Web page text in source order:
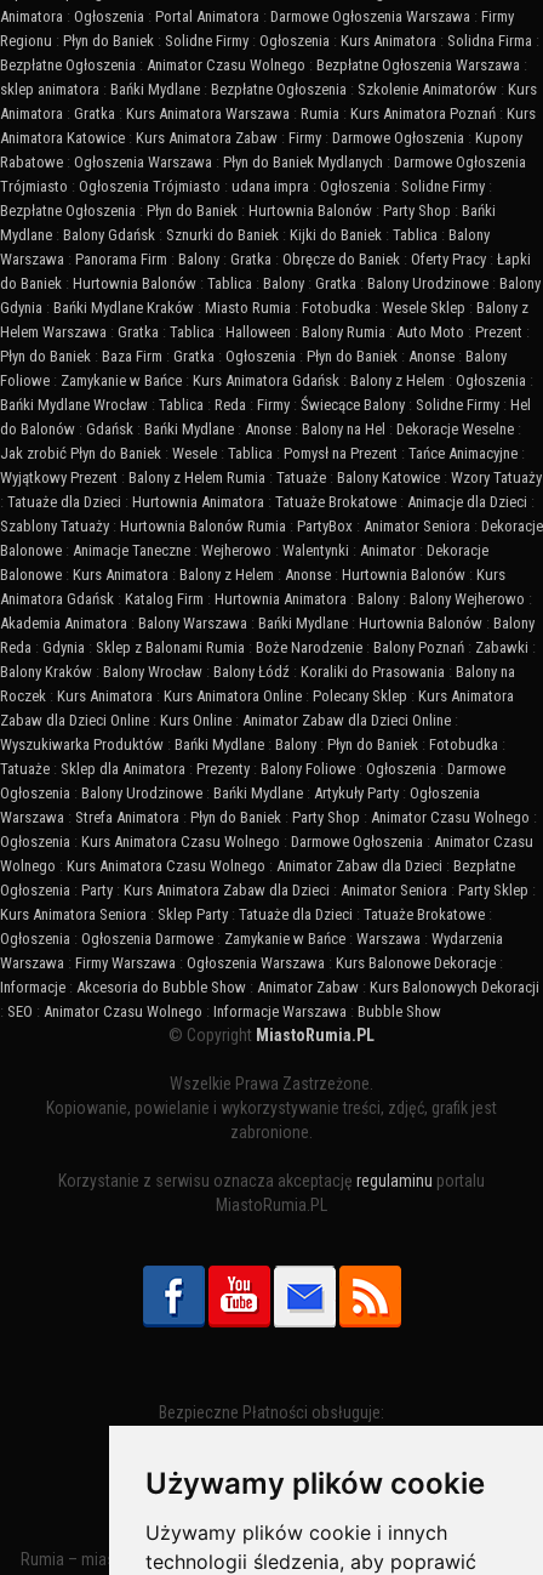
Używamy plików cookie
Używamy plików cookie i innych
technologii śledzenia, aby poprawić
Animatora : Ogłoszenia : Portal Animatora : Darmowe Ogłoszenia Warszawa : Firmy
Regionu : Płyn do Baniek : Solidne Firmy : Ogłoszenia : Kurs Animatora : Solidna Firma :
Bezpłatne Ogłoszenia : Animator Czasu Wolnego : Bezpłatne Ogłoszenia Warszawa :
sklep animatora : Bańki Mydlane : Bezpłatne Ogłoszenia : Szkolenie Animatorów : Kurs
Animatora : Gratka : Kurs Animatora Warszawa : Rumia : Kurs Animatora Poznań : Kurs
Animatora Katowice : Kurs Animatora Zabaw : Firmy : Darmowe Ogłoszenia : Kupony
Rabatowe : Ogłoszenia Warszawa : Płyn do Baniek Mydlanych : Darmowe Ogłoszenia
Trójmiasto : Ogłoszenia Trójmiasto : udana impra : Ogłoszenia : Solidne Firmy :
Bezpłatne Ogłoszenia : Płyn do Baniek : Hurtownia Balonów : Party Shop : Bańki
Mydlane : Balony Gdańsk : Sznurki do Baniek : Kijki do Baniek : Tablica : Balony
Warszawa : Panorama Firm : Balony : Gratka : Obręcze do Baniek : Oferty Pracy : Łapki
do Baniek : Hurtownia Balonów : Tablica : Balony : Gratka : Balony Urodzinowe : Balony
Gdynia : Bańki Mydlane Kraków : Miasto Rumia : Fotobudka : Wesele Sklep : Balony z
Helem Warszawa : Gratka : Tablica : Halloween : Balony Rumia : Auto Moto : Prezent :
Płyn do Baniek : Baza Firm : Gratka : Ogłoszenia : Płyn do Baniek : Anonse : Balony
Foliowe : Zamykanie w Bańce : Kurs Animatora Gdańsk : Balony z Helem : Ogłoszenia :
Bańki Mydlane Wrocław : Tablica : Reda : Firmy : Świecące Balony : Solidne Firmy : Hel
do Balonów : Gdańsk : Bańki Mydlane : Anonse : Balony na Hel : Dekoracje Weselne :
Jak zrobić Płyn do Baniek : Wesele : Tablica : Pomysł na Prezent : Tańce Animacyjne :
Wyjątkowy Prezent : Balony z Helem Rumia : Tatuaże : Balony Katowice : Wzory Tatuaży
: Tatuaże dla Dzieci : Hurtownia Animatora : Tatuaże Brokatowe : Animacje dla Dzieci :
Szablony Tatuaży : Hurtownia Balonów Rumia : PartyBox : Animator Seniora : Dekoracje
Balonowe : Animacje Taneczne : Wejherowo : Walentynki : Animator : Dekoracje
Balonowe : Kurs Animatora : Balony z Helem : Anonse : Hurtownia Balonów : Kurs
Animatora Gdańsk : Katalog Firm : Hurtownia Animatora : Balony : Balony Wejherowo :
Akademia Animatora : Balony Warszawa : Bańki Mydlane : Hurtownia Balonów : Balony
Reda : Gdynia : Sklep z Balonami Rumia : Boże Narodzenie : Balony Poznań : Zabawki :
Balony Kraków : Balony Wrocław : Balony Łódź : Koraliki do Prasowania : Balony na
Roczek : Kurs Animatora : Kurs Animatora Online : Polecany Sklep : Kurs Animatora
Zabaw dla Dzieci Online : Kurs Online : Animator Zabaw dla Dzieci Online :
Wyszukiwarka Produktów : Bańki Mydlane : Balony : Płyn do Baniek : Fotobudka :
Tatuaże : Sklep dla Animatora : Prezenty : Balony Foliowe : Ogłoszenia : Darmowe
Ogłoszenia : Balony Urodzinowe : Bańki Mydlane : Artykuły Party : Ogłoszenia
Warszawa : Strefa Animatora : Płyn do Baniek : Party Shop : Animator Czasu Wolnego :
Ogłoszenia : Kurs Animatora Czasu Wolnego : Darmowe Ogłoszenia : Animator Czasu
Wolnego : Kurs Animatora Czasu Wolnego : Animator Zabaw dla Dzieci : Bezpłatne
Ogłoszenia : Party : Kurs Animatora Zabaw dla Dzieci : Animator Seniora : Party Sklep :
Kurs Animatora Seniora : Sklep Party : Tatuaże dla Dzieci : Tatuaże Brokatowe :
Ogłoszenia : Ogłoszenia Darmowe : Zamykanie w Bańce : Warszawa : Wydarzenia
Warszawa : Firmy Warszawa : Ogłoszenia Warszawa : Kurs Balonowe Dekoracje :
Informacje : Akcesoria do Bubble Show : Animator Zabaw : Kurs Balonowych Dekoracji
: SEO : Animator Czasu Wolnego : Informacje Warszawa : Bubble Show
© Copyright MiastoRumia.PL
Wszelkie Prawa Zastrzeżone.
Kopiowanie, powielanie i wykorzystywanie treści, zdjęć, grafik jest
zabronione.
Korzystanie z serwisu oznacza akceptację regulaminu portalu
MiastoRumia.PL
Bezpieczne Płatności obsługuje:
Rumia – miasto w województwie pomorskim, w powiecie wejherowskim